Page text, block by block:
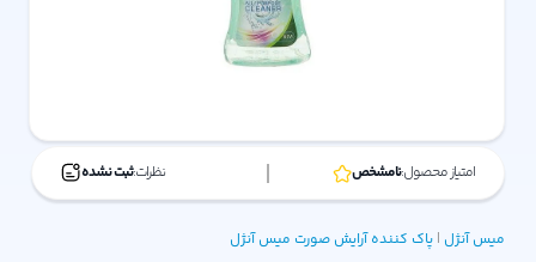
امتیاز محصول:نامشخص نظرات:ثبت نشده
میس آنژل | پاک کننده آرایش صورت میس آنژل